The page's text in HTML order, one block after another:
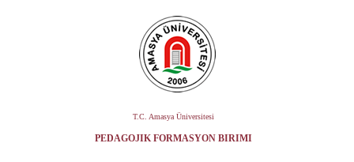
T.C. Amasya Üniversitesi
PEDAGOJİK FORMASYON BİRİMİ